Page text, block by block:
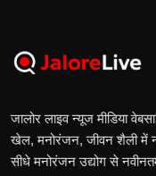
जालोर लाइव न्यूज मीडिया
खेल, मनोरंजन, जीवन शैली में
सीधे मनोरंजन उद्योग से